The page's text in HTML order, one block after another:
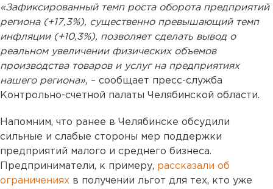
«Зафиксированный темп роста оборота предприятий
региона (+17,3%), существенно превышающий темп
инфляции (+10,3%), позволяет сделать вывод о
реальном увеличении физических объемов
производства товаров и услуг на предприятиях
нашего региона», – сообщает пресс-служба
Контрольно-счетной палаты Челябинской области.
Напомним, что ранее в Челябинске обсудили
сильные и слабые стороны мер поддержки
предприятий малого и среднего бизнеса.
Предприниматели, к примеру, рассказали об
ограничениях в получении льгот для тех, кто уже